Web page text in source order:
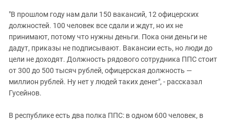
"В прошлом году нам дали 150 вакансий, 12 офицерских
должностей. 100 человек все сдали и ждут, но их не
принимают, потому что нужны деньги. Пока они деньги не
дадут, приказы не подписывают. Вакансии есть, но люди до
цели не доходят. Должность рядового сотрудника ППС стоит
от 300 до 500 тысяч рублей, офицерская должность —
миллион рублей. Ну нет у людей таких денег", - рассказал
Гусейнов.
В республике есть два полка ППС: в одном 600 человек, в